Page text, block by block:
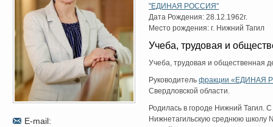
E-mail:
"ЕДИНАЯ РОССИЯ"
Дата Рождения: 28.12.1962г.
Место рождения: г. Нижний Тагил
Учеба, трудовая и
Учеба, трудовая и общественная
Руководитель фракции «ЕДИНАЯ
Свердловской области.
Родилась в городе Нижний Тагил.
Нижнетагильскую среднюю школу